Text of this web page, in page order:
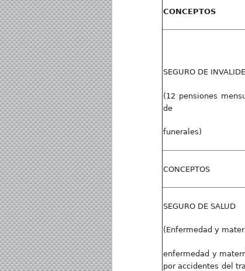
CONCEPTOS
SEGURO DE
(12 pensiones
de
funerales)
CONCEPTOS
SEGURO DE SALUD
(Enfermedad y
enfermedad y
por accidentes del